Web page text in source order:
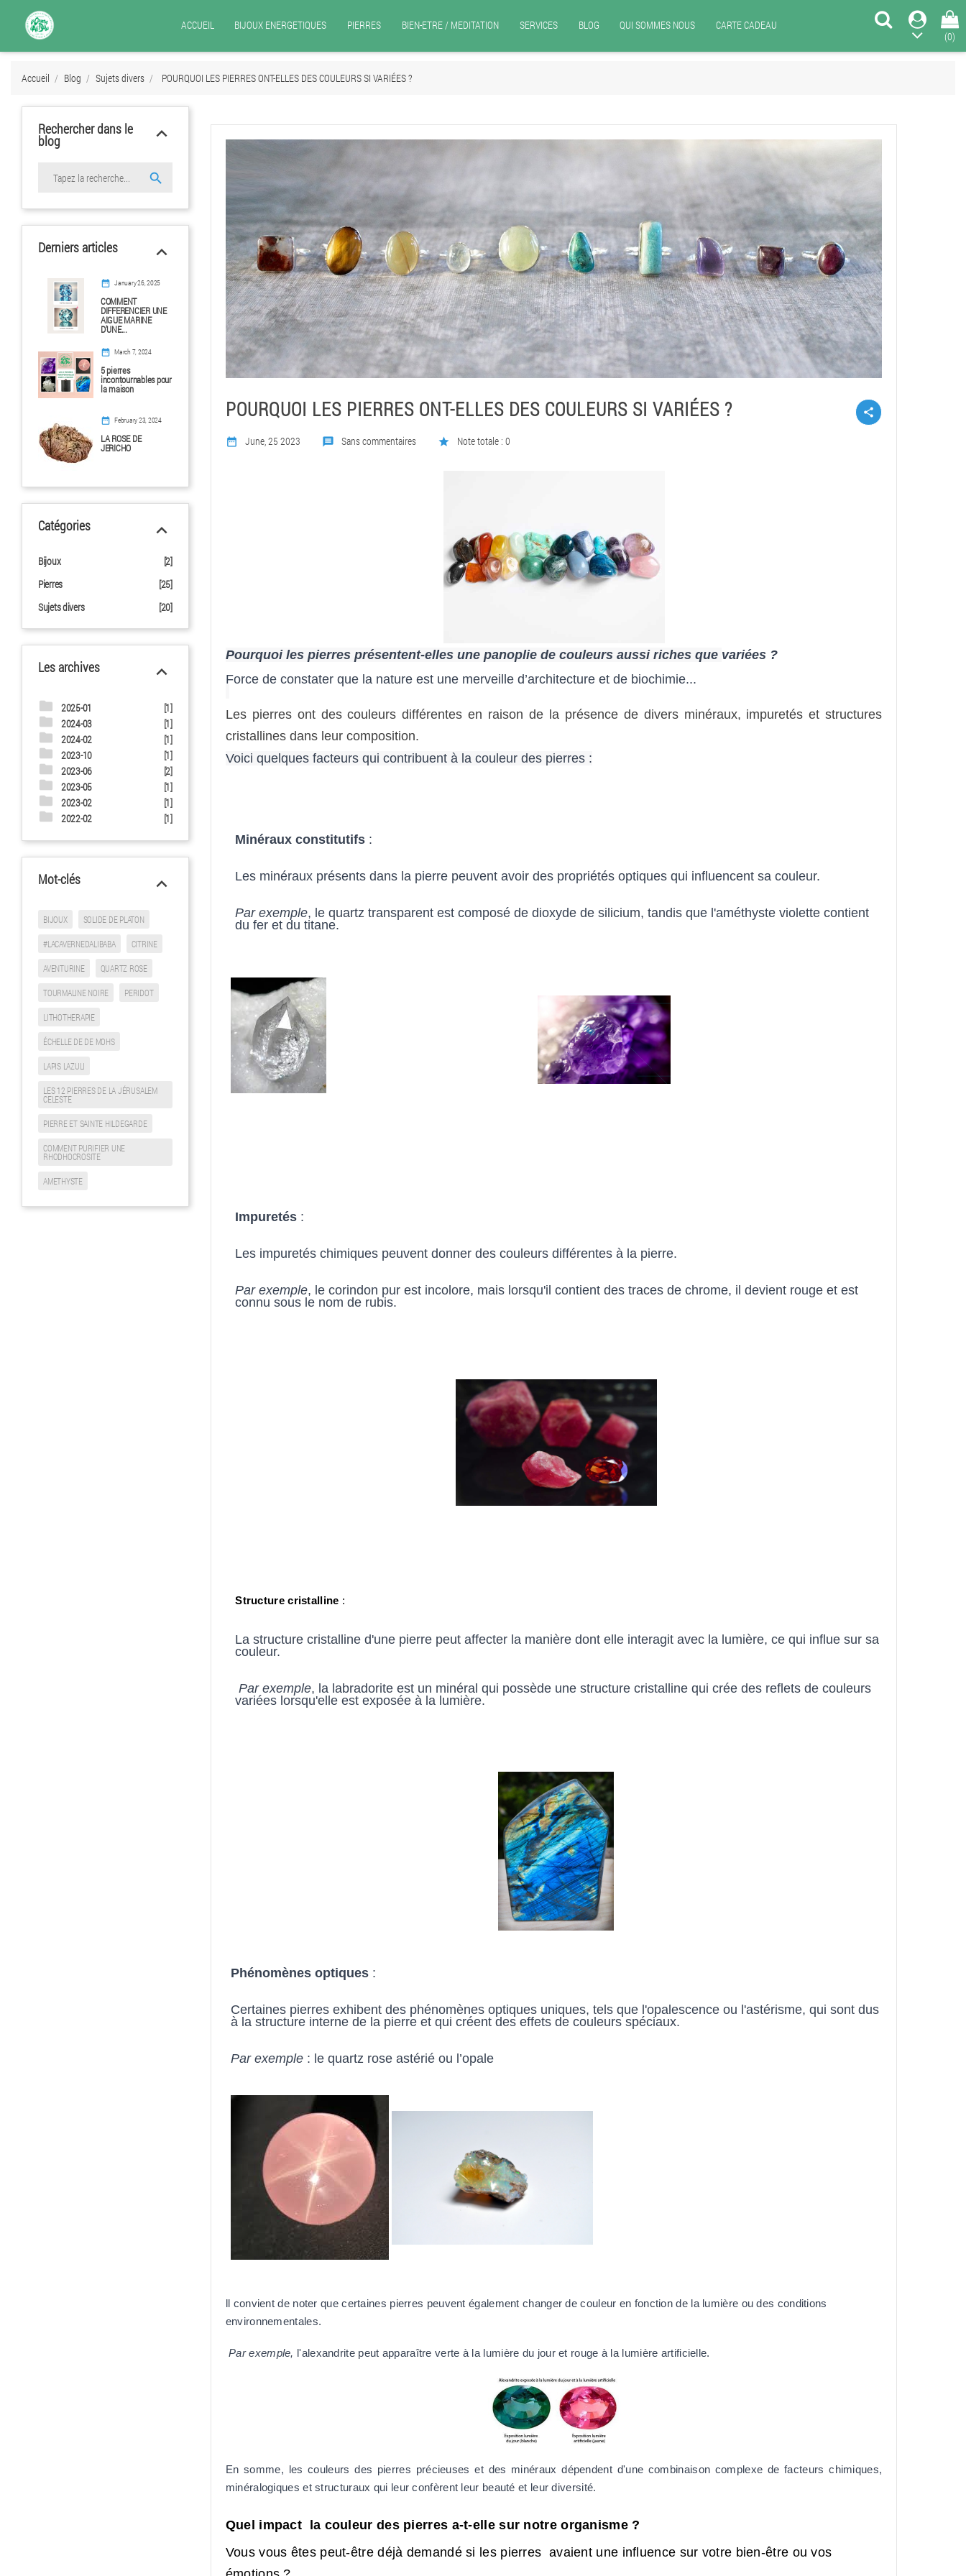
ACCUEIL BIJOUX ENERGETIQUES PIERRES BIEN-ETRE / MEDITATION SERVICES BLOG QUI SOMMES NOUS
CARTE CADEAU
(0)
Accueil Blog Sujets divers POURQUOI LES PIERRES ONT-ELLES DES COULEURS SI VARIÉES ?
Rechercher dans le
blog keyboard_arrow_up

Derniers articles keyboard_arrow_up
date_range January 26, 2025
COMMENT
DIFFERENCIER UNE
AIGUE MARINE
D'UNE...
date_range March 7, 2024
5 pierres
incontournables pour
la maison
date_range February 23, 2024
LA ROSE DE
JERICHO
Catégories keyboard_arrow_up
Bijoux
[2]
Pierres
[25]
Sujets divers
[20]
Les archives keyboard_arrow_up
folder 2025-01 [1]
folder 2024-03 [1]
folder 2024-02 [1]
folder 2023-10 [1]
folder 2023-06 [2]
folder 2023-05 [1]
folder 2023-02 [1]
folder 2022-02 [1]
Mot-clés keyboard_arrow_up
BIJOUX SOLIDE DE PLATON
#LACAVERNEDALIBABA CITRINE
AVENTURINE QUARTZ ROSE
TOURMALINE NOIRE PERIDOT
LITHOTHERAPIE
ÉCHELLE DE DE MOHS
LAPIS LAZULI
LES 12 PIERRES DE LA JÉRUSALEM
CELESTE
PIERRE ET SAINTE HILDEGARDE
COMMENT PURIFIER UNE
RHODHOCROSITE
AMETHYSTE
POURQUOI LES PIERRES ONT-ELLES DES COULEURS SI VARIÉES ? share
date_range June, 25 2023 message Sans commentaires star Note totale : 0
Pourquoi les pierres présentent-elles une panoplie de couleurs aussiriches que variées ?
Force de constater que la nature est une merveille d’architecture et de biochimie...
Les pierres ont des couleurs différentes en raison de la présence de divers minéraux, impuretés et structures
cristallines dans leur composition.
Voici quelques facteurs qui contribuent à la couleur des pierres :
Minéraux constitutifs :
Les minéraux présents dans la pierre peuvent avoir des propriétés optiques qui influencent sa couleur.
Par exemple, le quartz transparent est composé de dioxyde de silicium, tandis que l'améthyste violette contient
du fer et du titane.
Impuretés :
Les impuretés chimiques peuvent donner des couleurs différentes à la pierre.
Par exemple, le corindon pur est incolore, mais lorsqu'il contient des traces de chrome, il devient rouge et est
connu sous le nom de rubis.
Structure cristalline :
La structure cristalline d'une pierre peut affecter la manière dont elle interagit avec la lumière, ce qui influe sur sa
couleur.
Par exemple, la labradorite est un minéral qui possède une structure cristalline qui crée des reflets de couleurs
variées lorsqu'elle est exposée à la lumière.
Phénomènes optiques :
Certaines pierres exhibent des phénomènes optiques uniques, tels que l'opalescence ou l'astérisme, qui sont dus
à la structure interne de la pierre et qui créent des effets de couleurs spéciaux.
Par exemple : le quartz rose astérié ou l’opale
ll convient de noter que certaines pierres peuvent également changer de couleur en fonction de la lumière ou des conditions
environnementales.
Par exemple, l'alexandrite peut apparaître verte à la lumière du jour et rouge à la lumière artificielle.
En somme, les couleurs des pierres précieuses et des minéraux dépendent d'une combinaison complexe de facteurs chimiques,
minéralogiques et structuraux qui leur confèrent leur beauté et leur diversité.
Quel impact la couleur des pierres a-t-elle sur notre organisme ?
Vous vous êtes peut-être déjà demandé si les pierres avaient une influence sur votre bien-être ou vos